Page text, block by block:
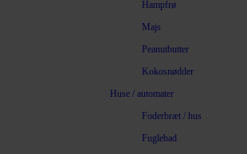
Hampfrø
Majs
Peanutbutter
Kokosnødder
Huse / automater
Foderbræt / hus
Fuglebad